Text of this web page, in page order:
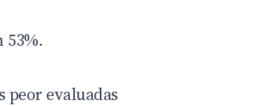
53%.
peor evaluadas